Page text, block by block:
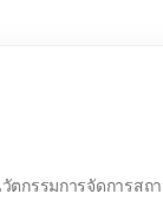
ตกรรมการจัดการสถ